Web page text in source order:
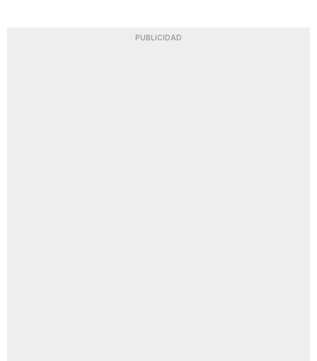
PUBLICIDAD